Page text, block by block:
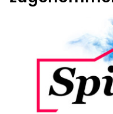
zugenommen